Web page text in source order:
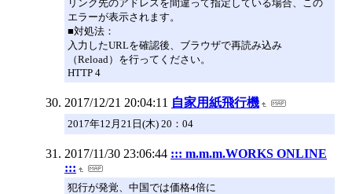
リンク先のアドレスを間違って指定している場合、この
エラーが表示されます。
■対処法：
入力したURLを確認後、ブラウザで再読み込み
（Reload）を行ってください。
HTTP 4
2017/12/21 20:04:11 自家用紙飛行機
2017年12月21日(木) 20：04
2017/11/30 23:06:44 ::: m.m.m.WORKS ONLINE
:::
犯行が発覚、中国では価格4倍に